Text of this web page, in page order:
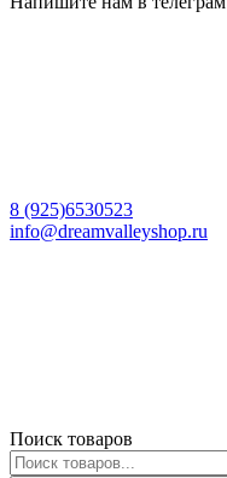
8 (925)6530523
info@dreamvalleyshop.ru
Поиск товаров